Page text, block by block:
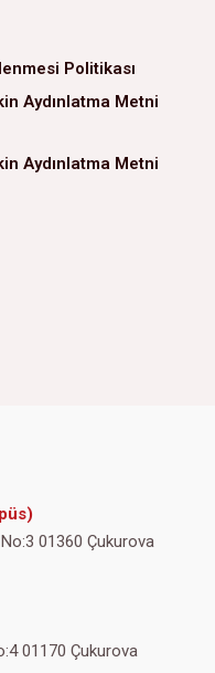
Politikası
Aydınlatma Metni
Aydınlatma Metni
01360 Çukurova
01170 Çukurova